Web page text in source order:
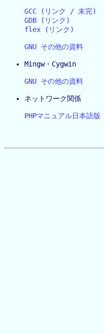
GCC (リンク / 未完)
GDB (リンク)
flex (リンク)
GNU その他の資料
Mingw・Cygwin
GNU その他の資料
ネットワーク関係
PHPマニュアル日本語